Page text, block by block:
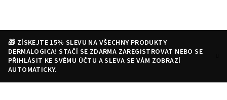
🎁 ZÍSKEJTE 15% SLEVU NA VŠECHNY PRODUKTY
DERMALOGICA! STAČÍ SE ZDARMA ZAREGISTROVAT NEBO SE
PŘIHLÁSIT KE SVÉMU ÚČTU A SLEVA SE VÁM ZOBRAZÍ
AUTOMATICKY.
HledatPřihlášeníNákupní